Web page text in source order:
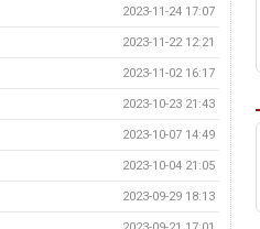
2023-11-24 17:07
2023-11-22 12:21
2023-11-02 16:17
2023-10-23 21:43
2023-10-07 14:49
2023-10-04 21:05
2023-09-29 18:13